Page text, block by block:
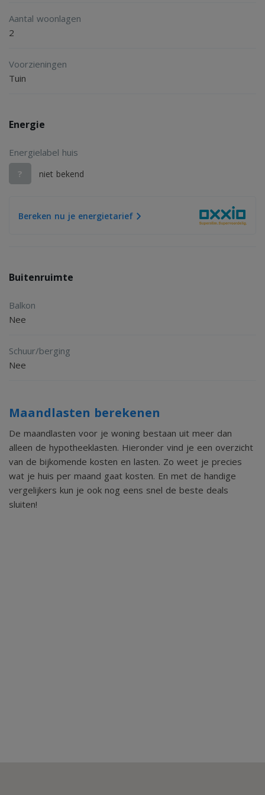
Aantal woonlagen
2
Voorzieningen
Tuin
Energie
Energielabel huis
?
niet bekend
Bereken nu je energietarief
Buitenruimte
Balkon
Nee
Schuur/berging
Nee
Maandlasten berekenen
De maandlasten voor je woning bestaan uit meer dan
alleen de hypotheeklasten. Hieronder vind je een overzicht
van de bijkomende kosten en lasten. Zo weet je precies
wat je huis per maand gaat kosten. En met de handige
vergelijkers kun je ook nog eens snel de beste deals
sluiten!